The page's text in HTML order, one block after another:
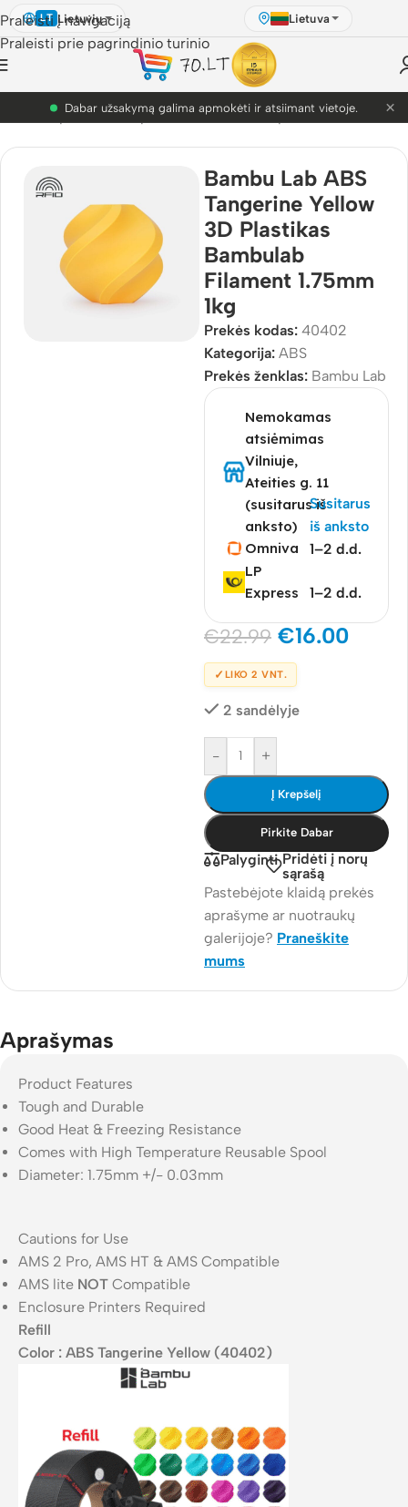
Praleisti į navigaciją
Praleisti prie pagrindinio turinio
LT Lietuvių Lietuva
PETG akcija! Dabar nuo 9.99€. ×
3D Spausdinimo plastikai /Bambu Lab plastikai/ABS
Bambu Lab ABS
Tangerine Yellow
3D Plastikas
Bambulab
Filament 1.75mm
1kg
Prekės kodas: 40402
Kategorija: ABS
Prekės ženklas: Bambu Lab
Nemokamas
atsiėmimas
Vilniuje,
Ateities g. 11
(susitarus iš
anksto)
Susitarus
iš anksto
Omniva
1–2 d.d.
LP
Express
1–2 d.d.
€22.99 €16.00
✓ LIKO 2 VNT.
2 sandėlyje
- +
Į Krepšelį
Pirkite Dabar
Palyginti Pridėti į norų
sąrašą
Pastebėjote klaidą prekės
aprašyme ar nuotraukų
galerijoje? Praneškite
mums
Aprašymas
Product Features
Tough and Durable
Good Heat & Freezing Resistance
Comes with High Temperature Reusable Spool
Diameter: 1.75mm +/- 0.03mm
Cautions for Use
AMS 2 Pro, AMS HT & AMS Compatible
AMS lite NOT Compatible
Enclosure Printers Required
Refill
Color : ABS Tangerine Yellow (40402)